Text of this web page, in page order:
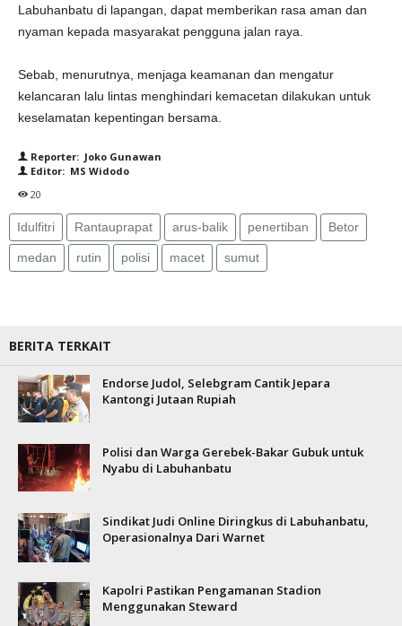
Labuhanbatu di lapangan, dapat memberikan rasa aman dan
nyaman kepada masyarakat pengguna jalan raya.
Sebab, menurutnya, menjaga keamanan dan mengatur
kelancaran lalu lintas menghindari kemacetan dilakukan untuk
keselamatan kepentingan bersama.
Reporter: Joko Gunawan
Editor: MS Widodo
20
Idulfitri Rantauprapat arus-balik penertiban Betor
medan rutin polisi macet sumut
BERITA TERKAIT
Endorse Judol, Selebgram Cantik Jepara
Kantongi Jutaan Rupiah
Polisi dan Warga Gerebek-Bakar Gubuk untuk
Nyabu di Labuhanbatu
Sindikat Judi Online Diringkus di Labuhanbatu,
Operasionalnya Dari Warnet
Kapolri Pastikan Pengamanan Stadion
Menggunakan Steward